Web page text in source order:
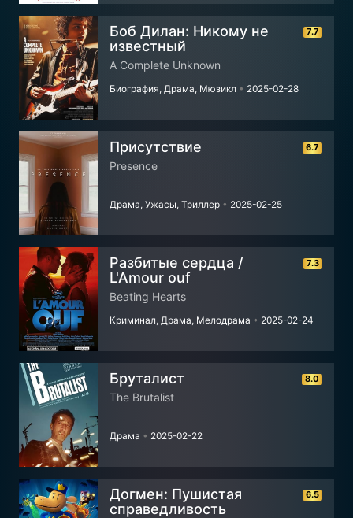
7.7
Боб Дилан: Никому не
известный
A Complete Unknown
Биография, Драма, Мюзикл • 2025-02-28
6.7
Присутствие
Presence
Драма, Ужасы, Триллер • 2025-02-25
7.3
Разбитые сердца /
L'Amour ouf
Beating Hearts
Криминал, Драма, Мелодрама • 2025-02-24
8.0
Бруталист
The Brutalist
Драма • 2025-02-22
6.5
Догмен: Пушистая
справедливость